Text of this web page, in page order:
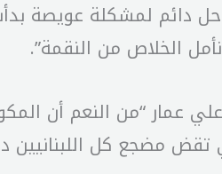
الخلاص من النقمة”.
عمار “من النعم أن
تقض مضجع كل اللبنانيين